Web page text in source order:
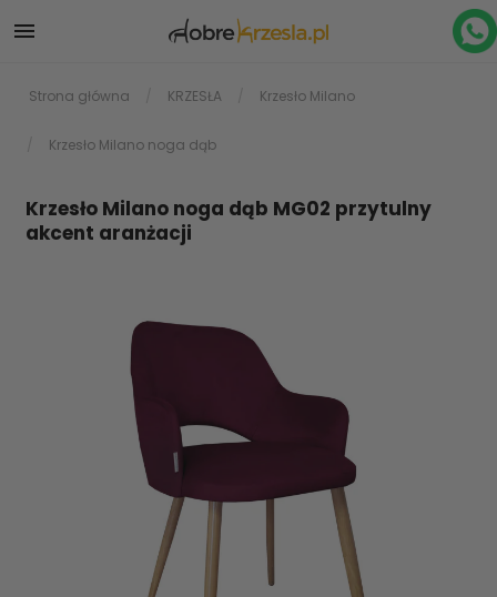

Strona główna KRZESŁA Krzesło Milano
Krzesło Milano noga dąb
Krzesło Milano noga dąb MG02 przytulny
akcent aranżacji